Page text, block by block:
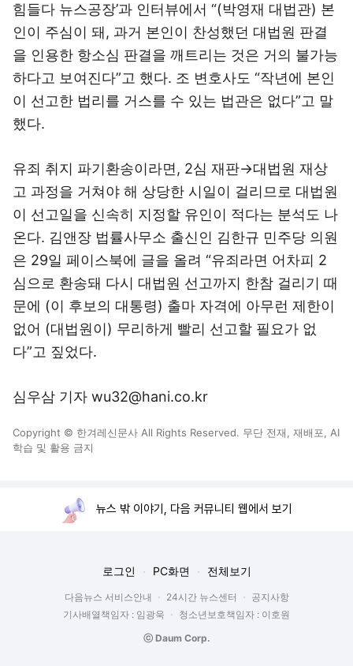
힘들다 뉴스공장’과 인터뷰에서 “(박영재 대법관) 본
인이 주심이 돼, 과거 본인이 찬성했던 대법원 판결
을 인용한 항소심 판결을 깨트리는 것은 거의 불가능
하다고 보여진다”고 했다. 조 변호사도 “작년에 본인
이 선고한 법리를 거스를 수 있는 법관은 없다”고 말
했다.
유죄 취지 파기환송이라면, 2심 재판→대법원 재상
고 과정을 거쳐야 해 상당한 시일이 걸리므로 대법원
이 선고일을 신속히 지정할 유인이 적다는 분석도 나
온다. 김앤장 법률사무소 출신인 김한규 민주당 의원
은 29일 페이스북에 글을 올려 “유죄라면 어차피 2
심으로 환송돼 다시 대법원 선고까지 한참 걸리기 때
문에 (이 후보의 대통령) 출마 자격에 아무런 제한이
없어 (대법원이) 무리하게 빨리 선고할 필요가 없
다”고 짚었다.
심우삼 기자 wu32@hani.co.kr
Copyright © 한겨레신문사 All Rights Reserved. 무단 전재, 재배포, AI
학습 및 활용 금지
뉴스 밖 이야기, 다음 커뮤니티 웹에서 보기
로그인 PC화면 전체보기
다음뉴스 서비스안내 24시간 뉴스센터
공지사항
기사배열책임자 : 임광욱
청소년보호책임자 : 이호원
ⓒ Daum Corp.